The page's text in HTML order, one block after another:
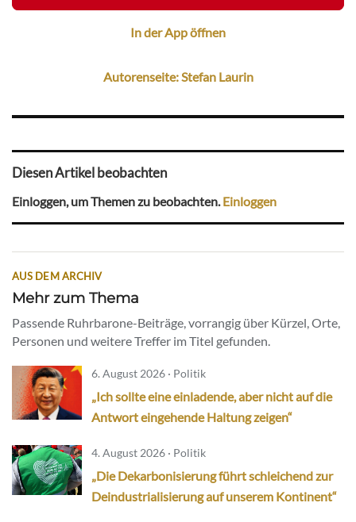
In der App öffnen
Autorenseite: Stefan Laurin
Diesen Artikel beobachten
Einloggen, um Themen zu beobachten. Einloggen
AUS DEM ARCHIV
Mehr zum Thema
Passende Ruhrbarone-Beiträge, vorrangig über Kürzel, Orte,
Personen und weitere Treffer im Titel gefunden.
6. August 2026 · Politik
„Ich sollte eine einladende, aber nicht auf die
Antwort eingehende Haltung zeigen“
4. August 2026 · Politik
„Die Dekarbonisierung führt schleichend zur
Deindustrialisierung auf unserem Kontinent“